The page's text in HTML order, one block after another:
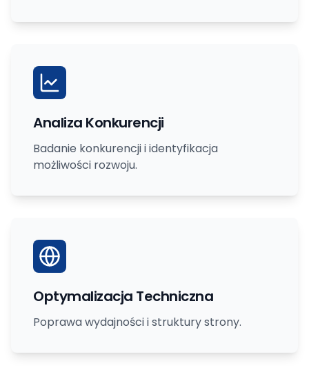
Analiza Konkurencji
Badanie konkurencji i identyfikacja
możliwości rozwoju.
Optymalizacja Techniczna
Poprawa wydajności i struktury strony.